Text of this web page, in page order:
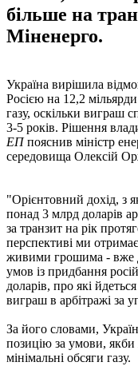
більше на
Міненерго.
Україна вирішила
Росією на 12,2
газу, оскільки виграш
3-5 років. Рішення
ЕПпояснив міністр
середовища Олексій
"Орієнтовний дохід, з
понад 3 млрд доларів
за транзит на рік
перспективі ми
живими грошима - вже
умов із придбання
доларів, про які
виграш в арбітражі за
За його словами,
позицію за умови, якби
мінімальні обсяги газу.